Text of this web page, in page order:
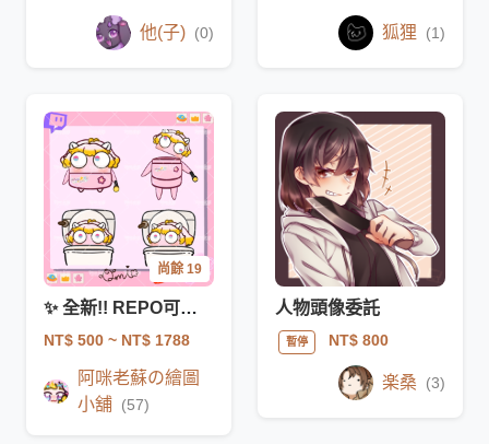
他(子) (0) 狐狸 (1)
尚餘 19
✨ 全新!! REPO可愛動圖! 可做DC跳跳!✨
NT$ 500 ~ NT$ 1788
阿咪老蘇の繪圖
小舖 (57)
人物頭像委託
暫停 NT$ 800
楽桑 (3)